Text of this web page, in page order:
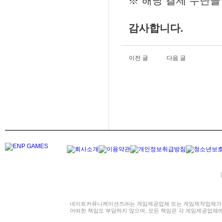
감사합니다.
이전 글 다음 글
네이트커뮤니케이션즈㈜는 게임제공업체 또는 게임제작업체
어떠한 책임도 부담하지 않으며, 모든 책임은 각 게임제공업체